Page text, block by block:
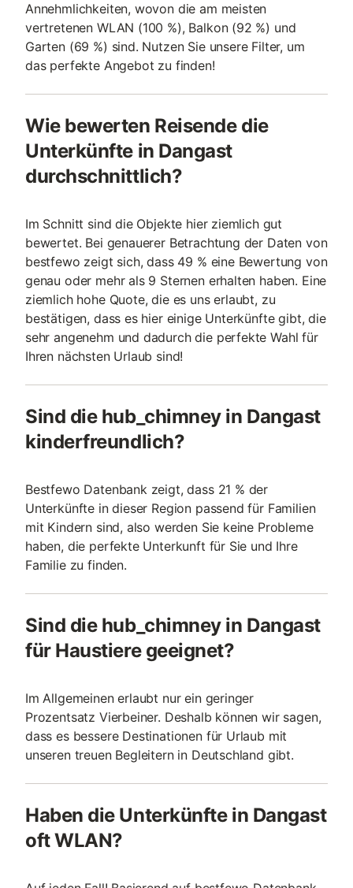
Annehmlichkeiten, wovon die am meisten
vertretenen WLAN (100 %), Balkon (92 %) und
Garten (69 %) sind. Nutzen Sie unsere Filter, um
das perfekte Angebot zu finden!
Wie bewerten Reisende die
Unterkünfte in Dangast
durchschnittlich?
Im Schnitt sind die Objekte hier ziemlich gut
bewertet. Bei genauerer Betrachtung der Daten von
bestfewo zeigt sich, dass 49 % eine Bewertung von
genau oder mehr als 9 Sternen erhalten haben. Eine
ziemlich hohe Quote, die es uns erlaubt, zu
bestätigen, dass es hier einige Unterkünfte gibt, die
sehr angenehm und dadurch die perfekte Wahl für
Ihren nächsten Urlaub sind!
Sind die hub_chimney in Dangast
kinderfreundlich?
Bestfewo Datenbank zeigt, dass 21 % der
Unterkünfte in dieser Region passend für Familien
mit Kindern sind, also werden Sie keine Probleme
haben, die perfekte Unterkunft für Sie und Ihre
Familie zu finden.
Sind die hub_chimney in Dangast
für Haustiere geeignet?
Im Allgemeinen erlaubt nur ein geringer
Prozentsatz Vierbeiner. Deshalb können wir sagen,
dass es bessere Destinationen für Urlaub mit
unseren treuen Begleitern in Deutschland gibt.
Haben die Unterkünfte in Dangast
oft WLAN?